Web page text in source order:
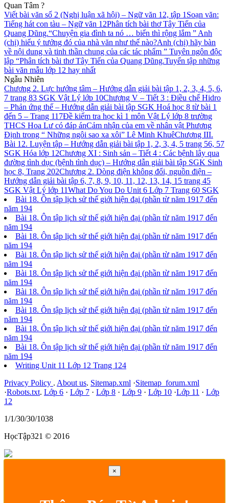
Quan Tâm ?
Viết bài văn số 2 (Nghị luận xã hội) – Ngữ văn 12, tập 1 Soạn văn:
Tiếng hát con tàu – Ngữ văn 12Phân tích bài thơ Tây Tiến của
Quang Dũng.“Chuyện gia đình ta nó … biển thì rộng lắm ” Anh
(chị) hiểu ý tưởng đó của nhà văn như thế nào?Anh (chị) hãy bàn
về nội dung và tinh thần chung của các tác phẩm ” Tuyên ngôn độc
lập “Phân tích bài thơ Tây Tiến của Quang Dũng.Tuyển tập những
bài văn mẫu lớp 12 hay nhất
Ngẫu Nhiên
Chương 2. Lực hướng tâm – Hướng dẫn giải bài tập 1, 2, 3, 4, 5, 6,
7 trang 83 SGK Vật Lý lớp 10Chương V – Tiết 3 : Điều chế Hidro
– Phản ứng thế – Hướng dẫn giải bài tập SGK Hoá học 8 từ bài 1
đến 5 – Trang 117Đề kiểm tra học kì 1 môn Vật Lý lớp 8 trường
THCS Hoa Lư có đáp ánCảm nhận của em về nhân vật Phương
Định trong “ Những ngôi sao xa xôi” Lê Minh KhuêChương III.
Bài 12. Luyện tập – Hướng dẫn giải bài tập 1, 2, 3, 4, 5 trang 56, 57
SGK Hóa lớp 12Chương XI : Sinh sản – Tiết 4 : Các bệnh lây qua
đường tình dục (bệnh tình dục) – Hướng dẫn giải bài tập SGK Sinh
học 8, Trang 202Chương 2. Dòng điện không đổi, nguồn điện –
Hướng dẫn giải bài tập 6, 7, 8, 9, 10, 11, 12, 13, 14, 15 trang 45
SGK Vật Lý lớp 11What Do You Do Unit 6 Lớp 7 Trang 60 SGK
Bài 18. Ôn tập lịch sử thế giới hiện đại (phần từ năm 1917 đến
năm 194
Bài 18. Ôn tập lịch sử thế giới hiện đại (phần từ năm 1917 đến
năm 194
Bài 18. Ôn tập lịch sử thế giới hiện đại (phần từ năm 1917 đến
năm 194
Bài 18. Ôn tập lịch sử thế giới hiện đại (phần từ năm 1917 đến
năm 194
Bài 18. Ôn tập lịch sử thế giới hiện đại (phần từ năm 1917 đến
năm 194
Bài 18. Ôn tập lịch sử thế giới hiện đại (phần từ năm 1917 đến
năm 194
Bài 18. Ôn tập lịch sử thế giới hiện đại (phần từ năm 1917 đến
năm 194
Bài 18. Ôn tập lịch sử thế giới hiện đại (phần từ năm 1917 đến
năm 194
Bài 18. Ôn tập lịch sử thế giới hiện đại (phần từ năm 1917 đến
năm 194
Writing Unit 11 Lớp 12 Trang 124
Privacy Policy . About us. Sitemap.xml ·Sitemap_forum.xml
·Robots.txt. Lớp 6 · Lớp 7 · Lớp 8 · Lớp 9 · Lớp 10 ·Lớp 11 · Lớp
12
1/1/30/30/1038
HọcTập321 © 2016
×